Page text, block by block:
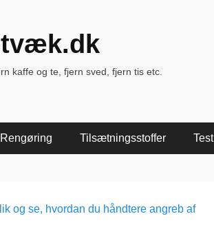
kaffe og te, fjern sved, fjern tis etc.
Rengøring Tilsætningsstoffer Test
og se, hvordan du håndtere angreb af